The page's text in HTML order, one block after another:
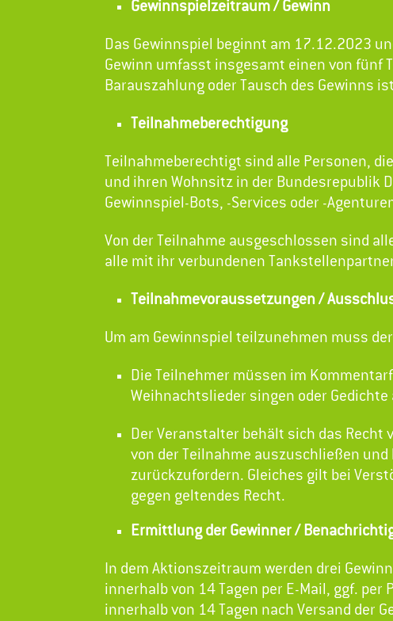
Gewinnspielzeitraum / Gewinn
Das Gewinnspiel beginnt am 17.12.2023
Gewinn umfasst insgesamt einen von fünf
Barauszahlung oder Tausch des Gewinns
Teilnahmeberechtigung
Teilnahmeberechtigt sind alle Personen,
und ihren Wohnsitz in der Bundesrepublik
Gewinnspiel-Bots, -Services oder -
Von der Teilnahme ausgeschlossen sind
alle mit ihr verbundenen
Teilnahmevoraussetzungen /
Um am Gewinnspiel teilzunehmen muss
Die Teilnehmer müssen im
Weihnachtslieder singen oder Gedichte
Der Veranstalter behält sich das Recht
von der Teilnahme auszuschließen
zurückzufordern. Gleiches gilt bei
gegen geltendes Recht.
Ermittlung der Gewinner /
In dem Aktionszeitraum werden drei
innerhalb von 14 Tagen per E-Mail, ggf.
innerhalb von 14 Tagen nach Versand der